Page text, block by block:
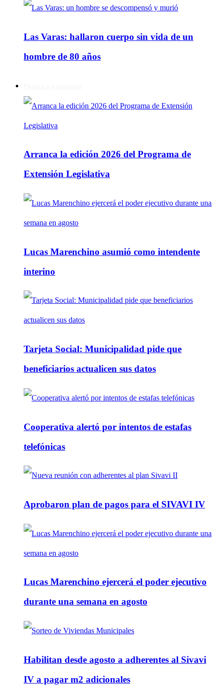
Las Varas: hallaron cuerpo sin vida de un
hombre de 80 años
Arranca la edición 2026 del Programa de
Extensión Legislativa
Lucas Marenchino asumió como intendente
interino
Tarjeta Social: Municipalidad pide que
beneficiarios actualicen sus datos
Cooperativa alertó por intentos de estafas
telefónicas
Aprobaron plan de pagos para el SIVAVI IV
Lucas Marenchino ejercerá el poder ejecutivo
durante una semana en agosto
Habilitan desde agosto a adherentes al Sivavi
IV a pagar m2 adicionales